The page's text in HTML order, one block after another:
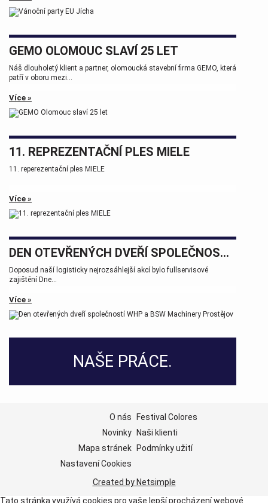
GEMO OLOMOUC SLAVÍ 25 LET
Náš dlouholetý klient a partner, olomoucká stavební firma GEMO, která
patří v oboru mezi...
Více »
11. REPREZENTAČNÍ PLES MIELE
11. reperezentační ples MIELE
Více »
DEN OTEVŘENÝCH DVEŘÍ SPOLEČNOSTÍ WHP A BSW MACHINERY PROSTĚJOV
Doposud naší logisticky nejrozsáhlejší akcí bylo fullservisové
zajištění Dne...
Více »
NAŠE PRÁCE.
O nás
Festival Colores
Novinky
Naši klienti
Mapa stránek
Podmínky užití
Nastavení Cookies
Created by Netsimple
Tato stránka využívá cookies pro vaše lepší procházení webové